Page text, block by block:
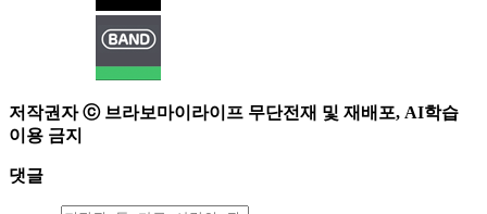
저작권자 ⓒ 브라보마이라이프 무단전재 및 재배포, AI학습
이용 금지
댓글